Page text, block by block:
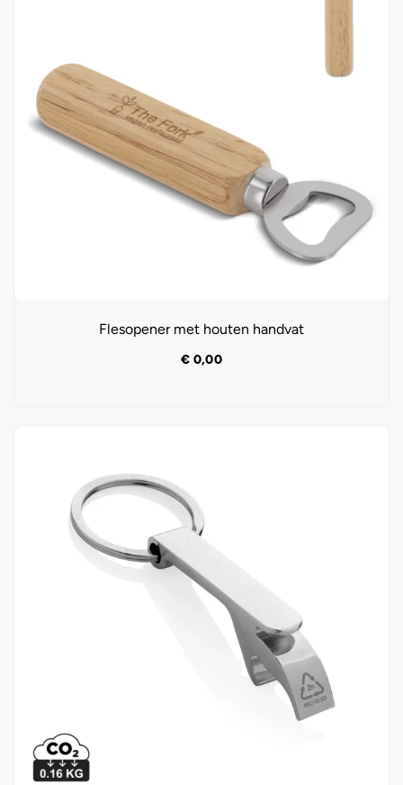
Flesopener met houten handvat
€ 0,00